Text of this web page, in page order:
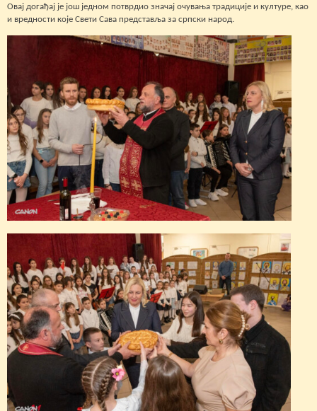
Овај догађај је још једном потврдио значај очувања традиције и културе, као
и вредности које Свети Сава представља за српски народ.